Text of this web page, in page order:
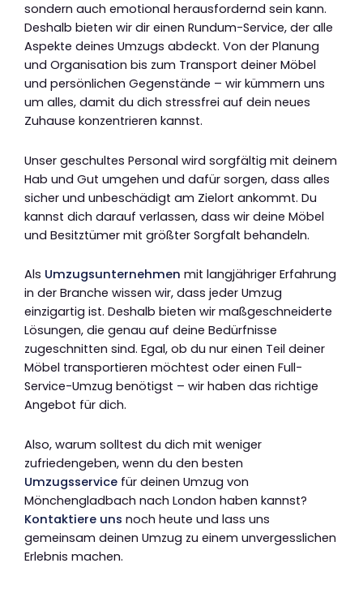
sondern auch emotional herausfordernd sein kann.
Deshalb bieten wir dir einen Rundum-Service, der alle
Aspekte deines Umzugs abdeckt. Von der Planung
und Organisation bis zum Transport deiner Möbel
und persönlichen Gegenstände – wir kümmern uns
um alles, damit du dich stressfrei auf dein neues
Zuhause konzentrieren kannst.
Unser geschultes Personal wird sorgfältig mit deinem
Hab und Gut umgehen und dafür sorgen, dass alles
sicher und unbeschädigt am Zielort ankommt. Du
kannst dich darauf verlassen, dass wir deine Möbel
und Besitztümer mit größter Sorgfalt behandeln.
Als Umzugsunternehmen mit langjähriger Erfahrung
in der Branche wissen wir, dass jeder Umzug
einzigartig ist. Deshalb bieten wir maßgeschneiderte
Lösungen, die genau auf deine Bedürfnisse
zugeschnitten sind. Egal, ob du nur einen Teil deiner
Möbel transportieren möchtest oder einen Full-
Service-Umzug benötigst – wir haben das richtige
Angebot für dich.
Also, warum solltest du dich mit weniger
zufriedengeben, wenn du den besten
Umzugsservice für deinen Umzug von
Mönchengladbach nach London haben kannst?
Kontaktiere uns noch heute und lass uns
gemeinsam deinen Umzug zu einem unvergesslichen
Erlebnis machen.